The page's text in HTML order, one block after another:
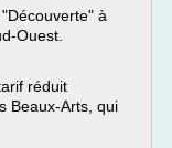
à
Ouest.
réduit
Beaux-Arts, qui